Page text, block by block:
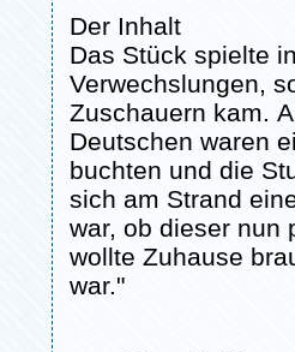
Der Inhalt
Das Stück spielte
Verwechslungen,
Zuschauern kam.
Deutschen waren
buchten und die
sich am Strand
war, ob dieser nun
wollte Zuhause
war."